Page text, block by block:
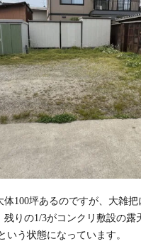
体100坪あるのですが、大雑
残りの1/3がコンクリ敷設の露
いう状態になっています。